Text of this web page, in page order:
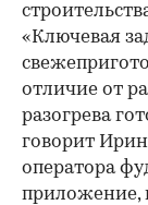
«Ключевая
отличие от
разогрева
говорит
оператора
приложение,